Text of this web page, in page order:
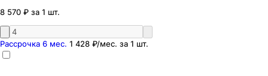
8 570 ₽ за 1 шт.
Рассрочка 6 мес. 1 428 ₽/мес. за 1 шт.